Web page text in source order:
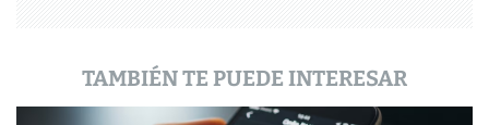
TAMBIÉN TE PUEDE INTERESAR